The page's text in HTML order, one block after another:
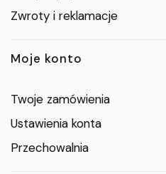
Zwroty i reklamacje
Moje konto
Twoje zamówienia
Ustawienia konta
Przechowalnia